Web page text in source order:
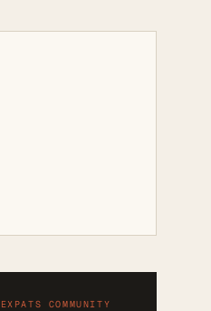
COMMUNITY